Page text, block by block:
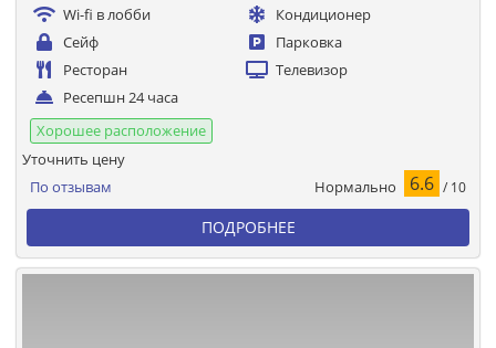
Wi-fi в лобби
Кондиционер
Сейф
Парковка
Ресторан
Телевизор
Ресепшн 24 часа
Хорошее расположение
По отзывам Нормально 6.6 / 10
Уточнить цену
ПОДРОБНЕЕ